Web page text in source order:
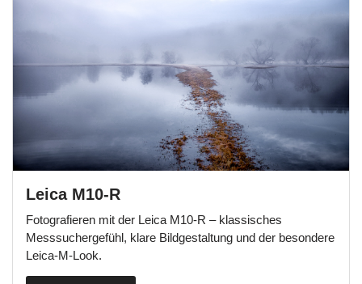
Leica M10-R
Fotografieren mit der Leica M10-R – klassisches
Messsuchergefühl, klare Bildgestaltung und der besondere
Leica-M-Look.